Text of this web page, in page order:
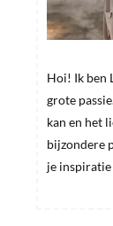
Hoi! Ik ben
grote
kan en het
bijzondere
je